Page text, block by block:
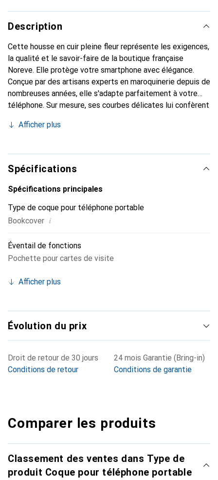
Description
Cette housse en cuir pleine fleur représente les exigences,
la qualité et le savoir-faire de la boutique française
Noreve. Elle protège votre smartphone avec élégance.
Conçue par des artisans experts en maroquinerie depuis de
nombreuses années, elle s'adapte parfaitement à votre
téléphone. Sur mesure, ses courbes délicates lui confèrent
et indispensable pour votre smartphone. Reconnaissante à
marque Noreve est un choix fiable pour une clientèle
exigeante.
Afficher plus
Spécifications
Spécifications principales
Type de coque pour téléphone portable
Bookcover i
Éventail de fonctions
Pochette pour cartes de visite
Afficher plus
Évolution du prix
Droit de retour de 30 jours
Conditions de retour
24 mois Garantie (Bring-in)
Conditions de garantie
Comparer les produits
Classement des ventes dans Type de
produit Coque pour téléphone portable